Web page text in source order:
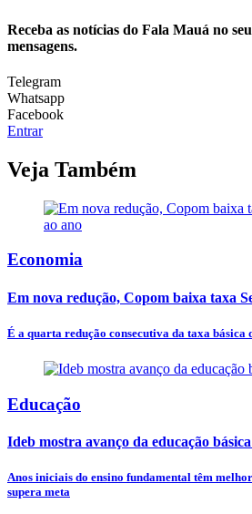
Receba as notícias do Fala Mauá no
mensagens.
Telegram
Whatsapp
Facebook
Entrar
Veja Também
Economia
Em nova redução, Copom baixa taxa
É a quarta redução consecutiva da taxa básica
Educação
Ideb mostra avanço da educação
Anos iniciais do ensino fundamental têm
supera meta